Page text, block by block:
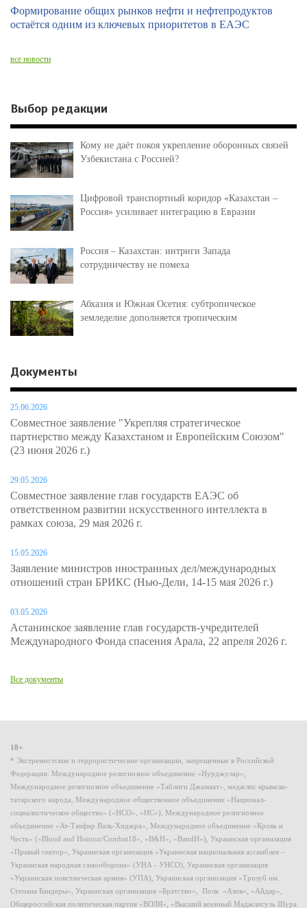
Формирование общих рынков нефти и нефтепродуктов
остаётся одним из ключевых приоритетов в ЕАЭС
все новости
Выбор редакции
Кому не даёт покоя укрепление оборонных связей
Узбекистана с Россией?
Цифровой транспортный коридор «Казахстан –
Россия» усиливает интеграцию в Евразии
Россия – Казахстан: интриги Запада
сотрудничеству не помеха
Абхазия и Южная Осетия: субтропическое
земледелие дополняется тропическим
Документы
25.06.2026
Совместное заявление "Укрепляя стратегическое
партнерство между Казахстаном и Европейским Союзом"
(23 июня 2026 г.)
29.05.2026
Совместное заявление глав государств ЕАЭС об
ответственном развитии искусственного интеллекта в
рамках союза, 29 мая 2026 г.
15.05.2026
Заявление министров иностранных дел/международных
отношений стран БРИКС (Нью-Дели, 14-15 мая 2026 г.)
03.05.2026
Астанинское заявление глав государств-учредителей
Международного Фонда спасения Арала, 22 апреля 2026 г.
Все документы
18+
* Экстремистские и террористические организации, запрещенные в Российской
Федерации: Международное религиозное объединение «Нурджулар»,
Международное религиозное объединение «Таблиги Джамаат», меджлис крымско-
татарского народа, Международное общественное объединение «Национал-
социалистическое общество» («НСО», «НС»), Международное религиозное
объединение «Ат-Такфир Валь-Хиджра», Международное объединение «Кровь и
Честь» («Blood and Honour/Combat18», «B&H», «BandH»), Украинская организация
«Правый сектор», Украинская организация «Украинская национальная ассамблея –
Украинская народная самооборона» (УНА - УНСО), Украинская организация
«Украинская повстанческая армия» (УПА), Украинская организация «Тризуб им.
Степана Бандеры», Украинская организация «Братство», Полк «Азов», «Айдар»,
Общероссийская политическая партия «ВОЛЯ», «Высший военный Маджлисуль Шура